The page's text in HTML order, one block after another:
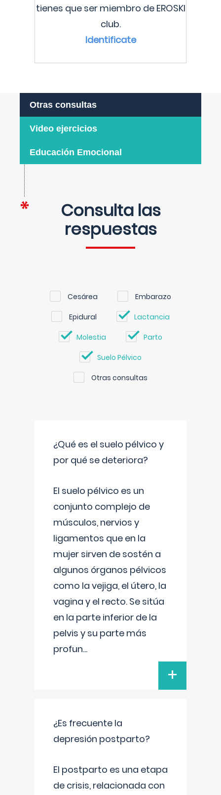
tienes que ser miembro de EROSKI
club.
Identificate
Otras consultas
Video ejercicios
Educación Emocional
Consulta las
respuestas
Cesárea Embarazo
Epidural Lactancia
Molestia Parto
Suelo Pélvico
Otras consultas
¿Qué es el suelo pélvico y
por qué se deteriora?
El suelo pélvico es un
conjunto complejo de
músculos, nervios y
ligamentos que en la
mujer sirven de sostén a
algunos órganos pélvicos
como la vejiga, el útero, la
vagina y el recto. Se sitúa
en la parte inferior de la
pelvis y su parte más
profun...
+
¿Es frecuente la
depresión postparto?
El postparto es una etapa
de crisis, relacionada con